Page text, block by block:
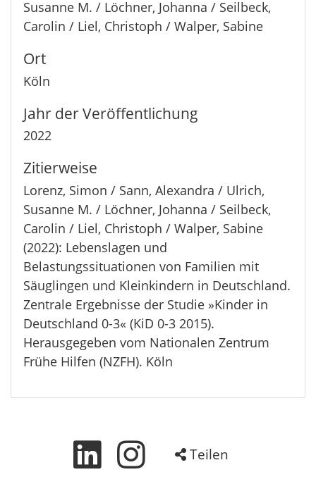
Susanne M. / Löchner, Johanna / Seilbeck,
Carolin / Liel, Christoph / Walper, Sabine
Ort
Köln
Jahr der Veröffentlichung
2022
Zitierweise
Lorenz, Simon / Sann, Alexandra / Ulrich,
Susanne M. / Löchner, Johanna / Seilbeck,
Carolin / Liel, Christoph / Walper, Sabine
(2022): Lebenslagen und
Belastungssituationen von Familien mit
Säuglingen und Kleinkindern in Deutschland.
Zentrale Ergebnisse der Studie »Kinder in
Deutschland 0-3« (KiD 0-3 2015).
Herausgegeben vom Nationalen Zentrum
Frühe Hilfen (NZFH). Köln
Teilen